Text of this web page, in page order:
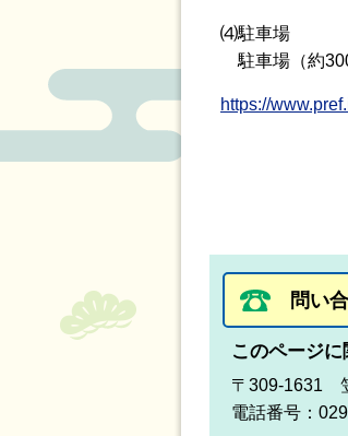
⑷駐車場
駐車場（約
https://
問い
このページ
〒309-1631
電話番号：